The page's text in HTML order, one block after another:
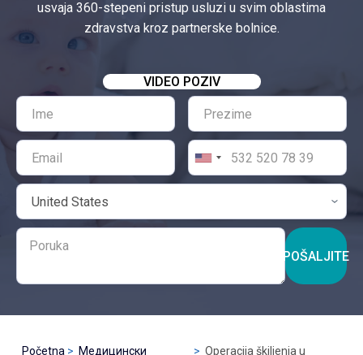
usvaja 360-stepeni pristup usluzi u svim oblastima
zdravstva kroz partnerske bolnice.
VIDEO POZIV
POŠALJITE
Početna
Медицински
Operacija škiljenja u